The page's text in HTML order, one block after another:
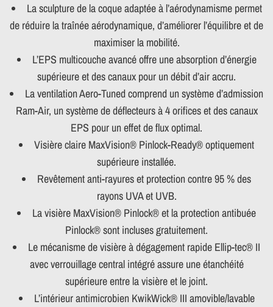
La sculpture de la coque adaptée à l’aérodynamisme permet
de réduire la traînée aérodynamique, d’améliorer l’équilibre et de
maximiser la mobilité.
L’EPS multicouche avancé offre une absorption d’énergie
supérieure et des canaux pour un débit d’air accru.
La ventilation Aero-Tuned comprend un système d’admission
Ram-Air, un système de déflecteurs à 4 orifices et des canaux
EPS pour un effet de flux optimal.
Visière claire MaxVision® Pinlock-Ready® optiquement
supérieure installée.
Revêtement anti-rayures et protection contre 95 % des
rayons UVA et UVB.
La visière MaxVision® Pinlock® et la protection antibuée
Pinlock® sont incluses gratuitement.
Le mécanisme de visière à dégagement rapide Ellip-tec® II
avec verrouillage central intégré assure une étanchéité
supérieure entre la visière et le joint.
L’intérieur antimicrobien KwikWick® III amovible/lavable